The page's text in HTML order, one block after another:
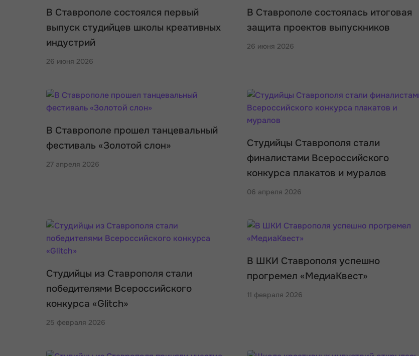
В Ставрополе состоялся первый
выпуск студийцев школы креативных
индустрий
26 июня 2026
В Ставрополе состоялась итоговая
защита проектов выпускников
26 июня 2026
В Ставрополе прошел танцевальный
фестиваль «Золотой слон»
27 апреля 2026
Студийцы Ставрополя стали
финалистами Всероссийского
конкурса плакатов и муралов
06 апреля 2026
Студийцы из Ставрополя стали
победителями Всероссийского
конкурса «Glitch»
25 февраля 2026
В ШКИ Ставрополя успешно
прогремел «МедиаКвест»
11 февраля 2026